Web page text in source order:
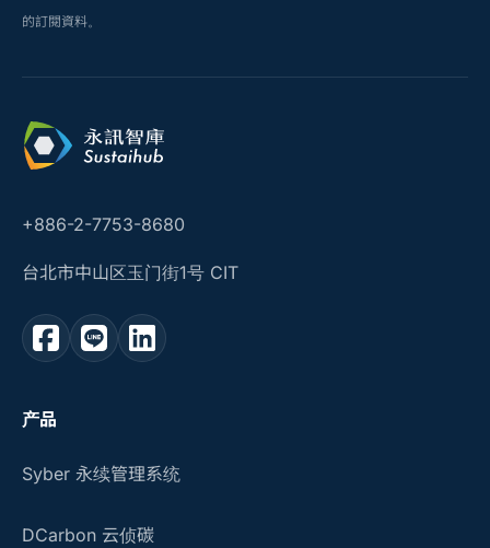
的訂閱資料。
+886-2-7753-8680
台北市中山区玉门街1号 CIT
产品
Syber 永续管理系统
DCarbon 云侦碳